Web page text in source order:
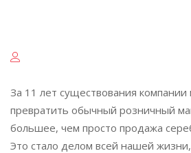
За 11 лет существования
превратить обычный розничный
большее, чем просто продажа
Это стало делом всей нашей